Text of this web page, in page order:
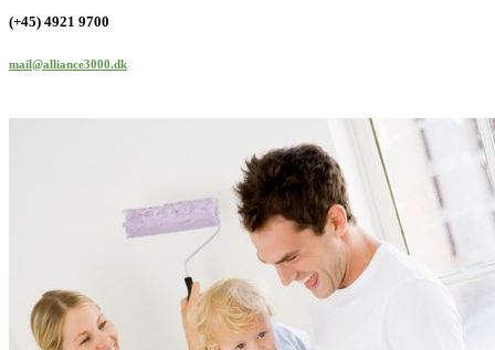
(+45) 4921 9700
mail@alliance3000.dk